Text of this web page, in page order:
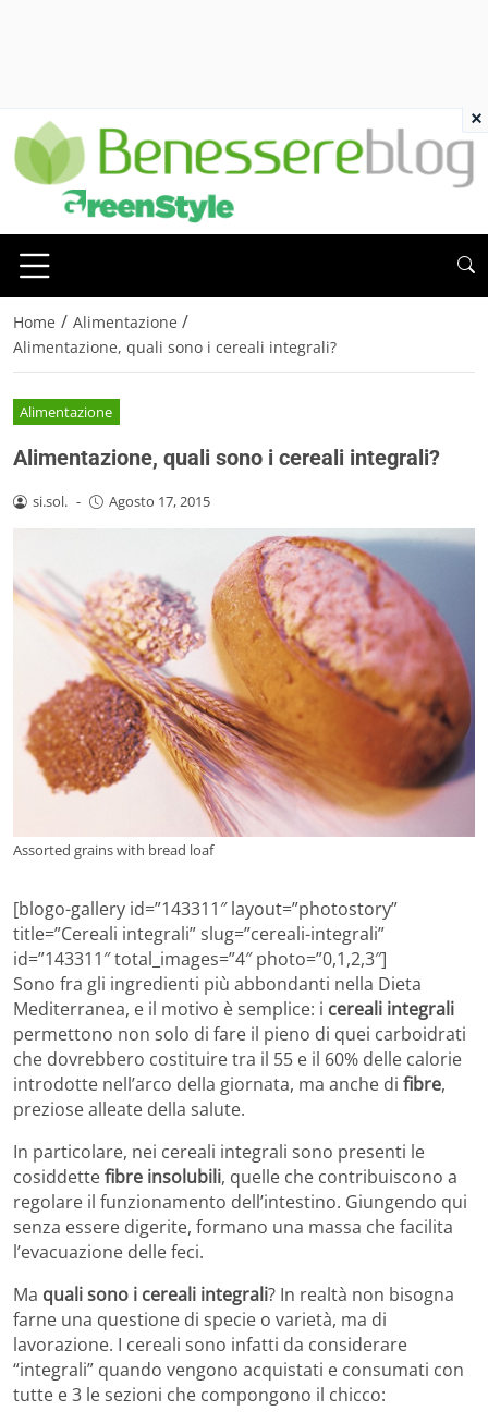
Home / Alimentazione /
Alimentazione, quali sono i cereali integrali?
Alimentazione
Alimentazione, quali sono i cereali integrali?
si.sol. - Agosto 17, 2015
Assorted grains with bread loaf
[blogo-gallery id=”143311″ layout=”photostory”
title=”Cereali integrali” slug=”cereali-integrali”
id=”143311″ total_images=”4″ photo=”0,1,2,3″]
Sono fra gli ingredienti più abbondanti nella Dieta
Mediterranea, e il motivo è semplice: i cereali integrali
permettono non solo di fare il pieno di quei carboidrati
che dovrebbero costituire tra il 55 e il 60% delle calorie
introdotte nell’arco della giornata, ma anche di fibre,
preziose alleate della salute.
In particolare, nei cereali integrali sono presenti le
cosiddettefibre insolubili, quelle che contribuiscono a
regolare il funzionamento dell’intestino. Giungendo qui
senza essere digerite, formano una massa che facilita
l’evacuazione delle feci.
Ma quali sono i cereali integrali? In realtà non bisogna
farne una questione di specie o varietà, ma di
lavorazione. I cereali sono infatti da considerare
“integrali” quando vengono acquistati e consumati con
tutte e 3 le sezioni che compongono il chicco:
×